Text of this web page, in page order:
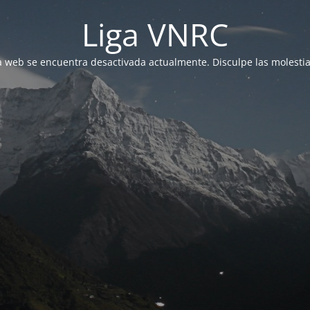
Liga VNRC
web se encuentra desactivada actualmente. Disculpe las